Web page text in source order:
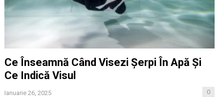
Ce Înseamnă Când Visezi Șerpi În Apă Și
Ce Indică Visul
Ianuarie 26, 2025 0